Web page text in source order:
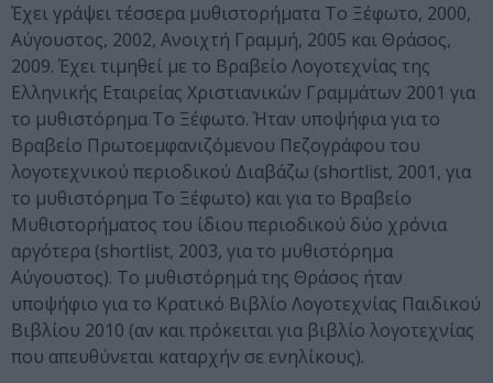
Έχει γράψει τέσσερα μυθιστορήματα Το Ξέφωτο, 2000,
Αύγουστος, 2002, Ανοιχτή Γραμμή, 2005 και Θράσος,
2009. Έχει τιμηθεί με το Βραβείο Λογοτεχνίας της
Ελληνικής Εταιρείας Χριστιανικών Γραμμάτων 2001 για
το μυθιστόρημα Το Ξέφωτο. Ήταν υποψήφια για το
Βραβείο Πρωτοεμφανιζόμενου Πεζογράφου του
λογοτεχνικού περιοδικού Διαβάζω (shortlist, 2001, για
το μυθιστόρημα Το Ξέφωτο) και για το Βραβείο
Μυθιστορήματος του ίδιου περιοδικού δύο χρόνια
αργότερα (shortlist, 2003, για το μυθιστόρημα
Αύγουστος). Το μυθιστόρημά της Θράσος ήταν
υποψήφιο για το Κρατικό Βιβλίο Λογοτεχνίας Παιδικού
Βιβλίου 2010 (αν και πρόκειται για βιβλίο λογοτεχνίας
που απευθύνεται καταρχήν σε ενηλίκους).